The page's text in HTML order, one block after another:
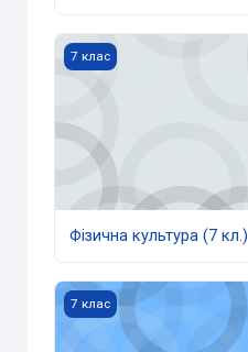
Фізична культура (7 кл.)
7 клас
Фізична культура (7 кл.)
Хімія (7 кл.)
7 клас